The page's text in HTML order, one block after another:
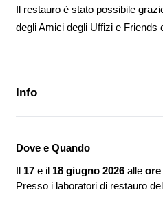
Il restauro è stato possibile
degli Amici degli Uffizi e Friends
Info
Dove e Quando
Il 17e il 18 giugno 2026alleore
Presso i laboratori di restauro